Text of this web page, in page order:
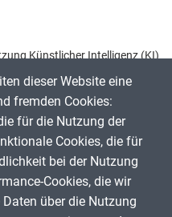
Künstlicher Intelligenz (KI)
2025
und-mehr.org
dieser Website eine
fremden Cookies:
für die Nutzung der
Cookies, die für
bei der Nutzung
Cookies, die wir
über die Nutzung